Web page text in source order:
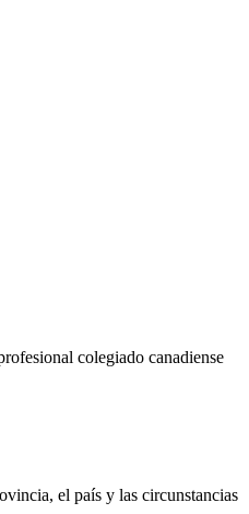
colegiado canadiense
el país y las circunstancias